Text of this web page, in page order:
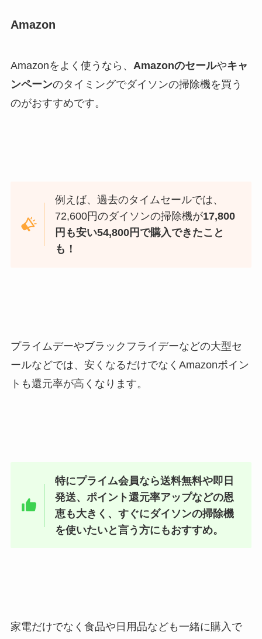
Amazon
Amazonをよく使うなら、 Amazonのセールやキャ
ンペーンのタイミングでダイソンの掃除機を買う
のがおすすめです。
例えば、過去のタイムセールでは、
72,600円のダイソンの掃除機が17,800
円も安い54,800円で購入できたこと
も！
プライムデーやブラックフライデーなどの大型セ
ールなどでは、安くなるだけでなくAmazonポイン
トも還元率が高くなります。
特にプライム会員なら送料無料や即日
発送、ポイント還元率アップなどの恩
恵も大きく、すぐにダイソンの掃除機
を使いたいと言う方にもおすすめ。
家電だけでなく食品や日用品なども一緒に購入で